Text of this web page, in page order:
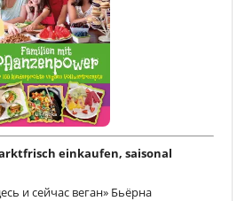
einkaufen, saisonal
и сейчас веган» Бьёрна